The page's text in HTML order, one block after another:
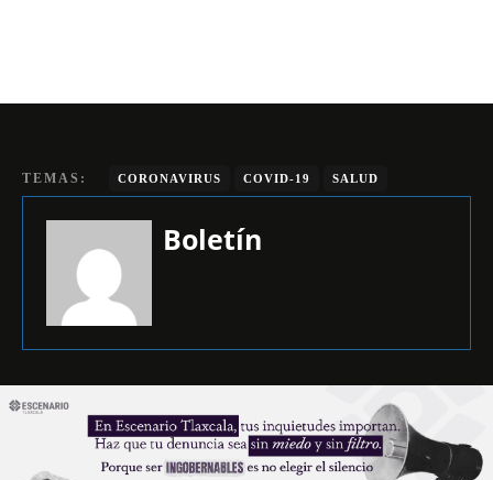
TEMAS: CORONAVIRUS COVID-19 SALUD
Boletín